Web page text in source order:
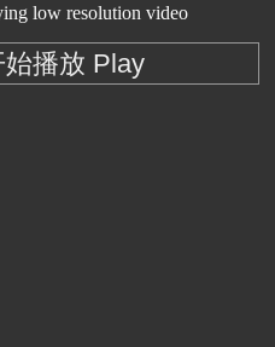
low resolution video
播放 Play